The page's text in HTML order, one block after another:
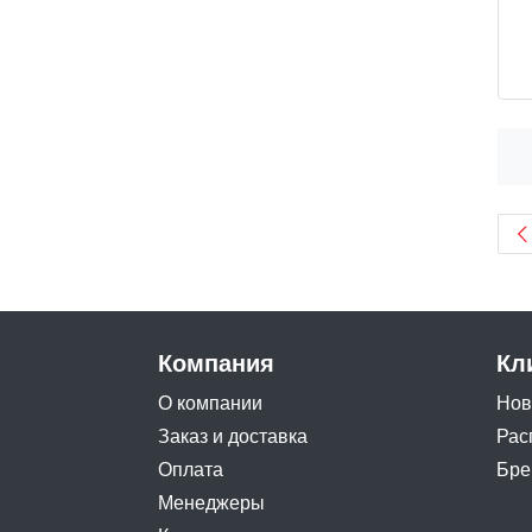
Компания
О компании
Заказ и доставка
Оплата
Менеджеры